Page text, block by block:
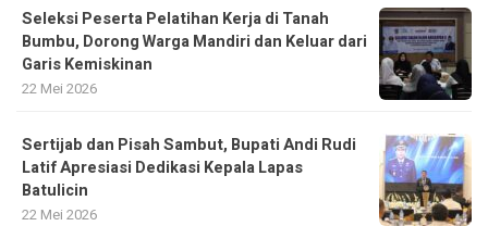
Seleksi Peserta Pelatihan Kerja di Tanah
Bumbu, Dorong Warga Mandiri dan Keluar dari
Garis Kemiskinan
22 Mei 2026
Sertijab dan Pisah Sambut, Bupati Andi Rudi
Latif Apresiasi Dedikasi Kepala Lapas
Batulicin
22 Mei 2026